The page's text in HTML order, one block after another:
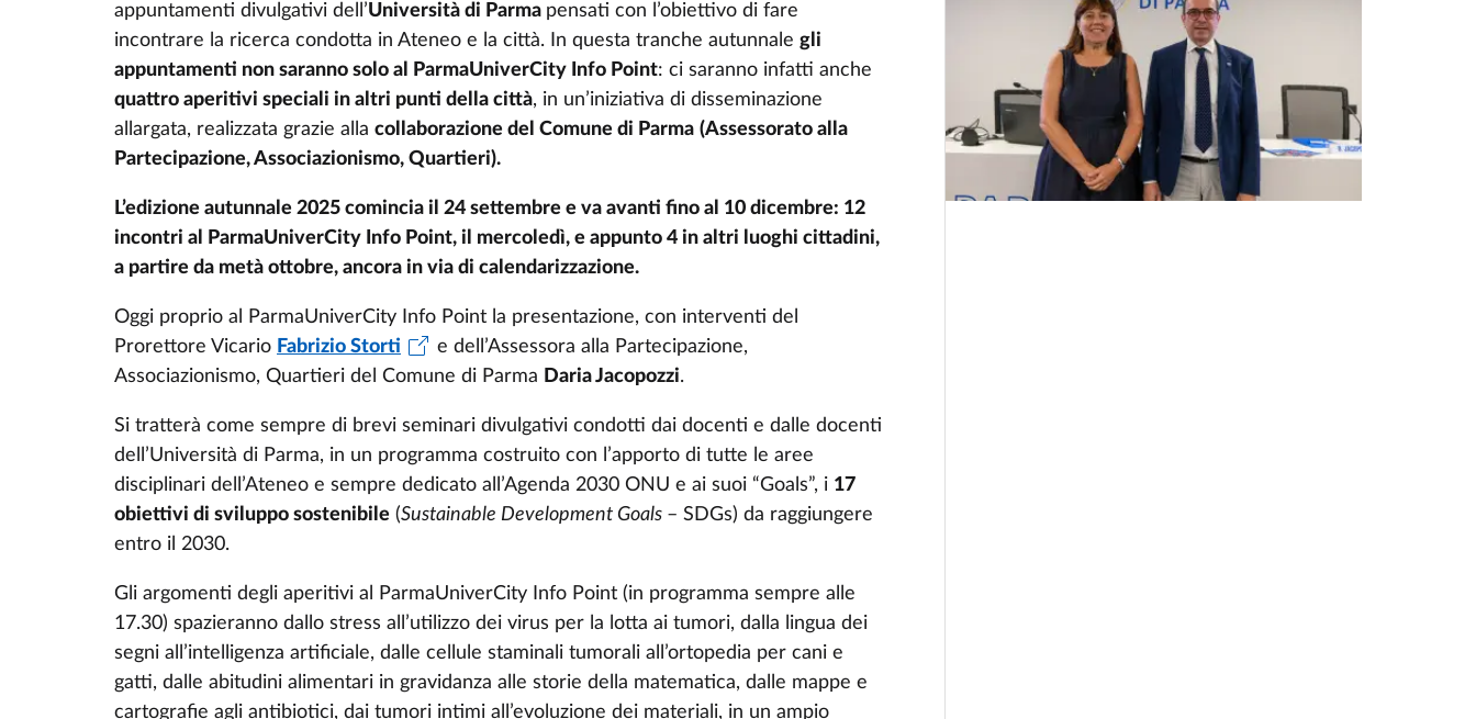
appuntamenti divulgativi dell’Università di Parma pensati con l’obiettivo di fare
incontrare la ricerca condotta in Ateneo e la città. In questa tranche autunnalegli
appuntamenti non saranno solo al ParmaUniverCity Info Point: ci saranno infatti anche
quattro aperitivi speciali in altri punti della città, in un’iniziativa di disseminazione
allargata, realizzata grazie allacollaborazione del Comune di Parma (Assessorato alla
Partecipazione, Associazionismo, Quartieri).
L’edizione autunnale 2025 comincia il 24 settembre e va avanti fino al 10 dicembre: 12
incontri al ParmaUniverCity Info Point, il mercoledì, e appunto 4 in altri luoghi cittadini,
a partire da metà ottobre, ancora in via di calendarizzazione.
Oggi proprio al ParmaUniverCity Info Point la presentazione, con interventi del
Prorettore Vicario Fabrizio Storti
e dell’Assessora alla Partecipazione,
Associazionismo, Quartieri del Comune di Parma Daria Jacopozzi.
Si tratterà come sempre di brevi seminari divulgativi condotti dai docenti e dalle docenti
dell’Università di Parma, in un programma costruito con l’apporto di tutte le aree
disciplinari dell’Ateneo e sempre dedicato all’Agenda 2030 ONU e ai suoi “Goals”, i 17
obiettivi di sviluppo sostenibile (Sustainable Development Goals – SDGs) da raggiungere
entro il 2030.
Gli argomenti degli aperitivi al ParmaUniverCity Info Point (in programma sempre alle
17.30) spazieranno dallo stress all’utilizzo dei virus per la lotta ai tumori, dalla lingua dei
segni all’intelligenza artificiale, dalle cellule staminali tumorali all’ortopedia per cani e
gatti, dalle abitudini alimentari in gravidanza alle storie della matematica, dalle mappe e
cartografie agli antibiotici, dai tumori intimi all’evoluzione dei materiali, in un ampio